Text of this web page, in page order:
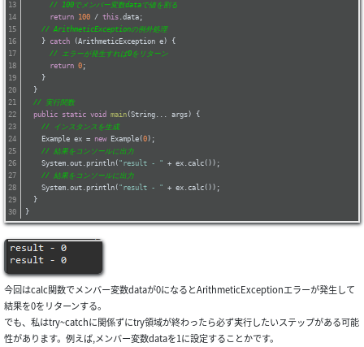
// 100でメンバー変数dataで値を割る
return 100 / this .data;
// ArithmeticExceptionの例外処理
    }
catch (ArithmeticException e) {
// エラーが発生すれば0をリターン
return 0 ;
    }
  }
// 実行関数
public static void main (String... args)
{
// インスタンスを生成
    Example ex =
new Example(0);
// 結果をコンソールに出力
    System.out.println(
"result - " + ex.calc());
// 結果をコンソールに出力
    System.out.println(
"result - " + ex.calc());
  }
}
今回はcalc関数でメンバー変数dataが0になるとArithmeticExceptionエラーが発生して
結果を0をリターンする。
でも、私はtry~catchに関係ずにtry領域が終わったら必ず実行したいステップがある可能
性があります。例えば,メンバー変数dataを1に設定することかです。